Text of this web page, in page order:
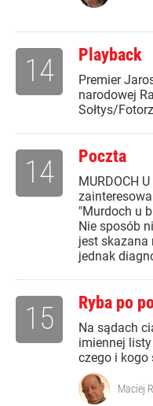
Playback
Premier
narodowej
Sołtys/
14
Poczta
MURDOCH
"Murdoch u
Nie sposób
jest skazana
jednak
14
Ryba po
Na sądach
imiennej
czego i kogo
15
Maciej